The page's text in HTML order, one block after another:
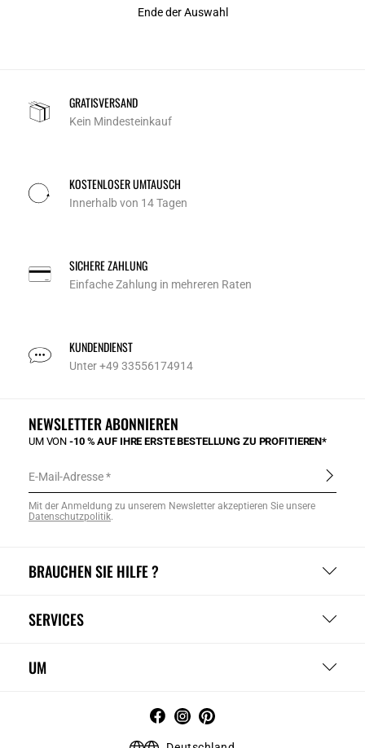
Ende der Auswahl
GRATISVERSAND
Kein Mindesteinkauf
KOSTENLOSER UMTAUSCH
Innerhalb von 14 Tagen
SICHERE ZAHLUNG
Einfache Zahlung in mehreren Raten
KUNDENDIENST
Unter +49 33556174914
BRAUCHEN SIE HILFE ?
SERVICES
UM
NEWSLETTER ABONNIEREN
UM VON-10 % AUF IHRE ERSTE BESTELLUNG ZU PROFITIEREN*
E-Mail-Adresse
Mit der Anmeldung zu unserem Newsletter akzeptieren Sie unsere
Datenschutzpolitik.